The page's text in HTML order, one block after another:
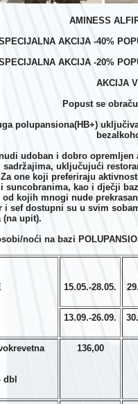
AMINESS
AKCIJA -40%
AKCIJA -20%
AKCIJA
Popust se
polupansiona(HB+)
udoban i dobro
uključujući
one koji preferiraju
i suncobranima, kao i dječji
od kojih mnogi nude
i sef dostupni su u svim
(na upit).
noći na bazi
15.05.-28.05.
13.09.-26.09.
dbl
136,00